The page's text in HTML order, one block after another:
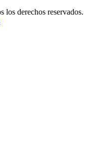
los derechos reservados.